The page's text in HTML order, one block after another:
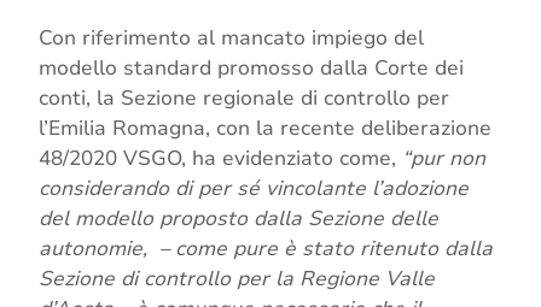
Con riferimento al mancato impiego del
modello standard promosso dalla Corte dei
conti, la Sezione regionale di controllo per
l’Emilia Romagna, con la recente deliberazione
48/2020 VSGO, ha evidenziato come, “pur non
considerando di per sé vincolante l’adozione
del modello proposto dalla Sezione delle
autonomie, – come pure è stato ritenuto dalla
Sezione di controllo per la Regione Valle